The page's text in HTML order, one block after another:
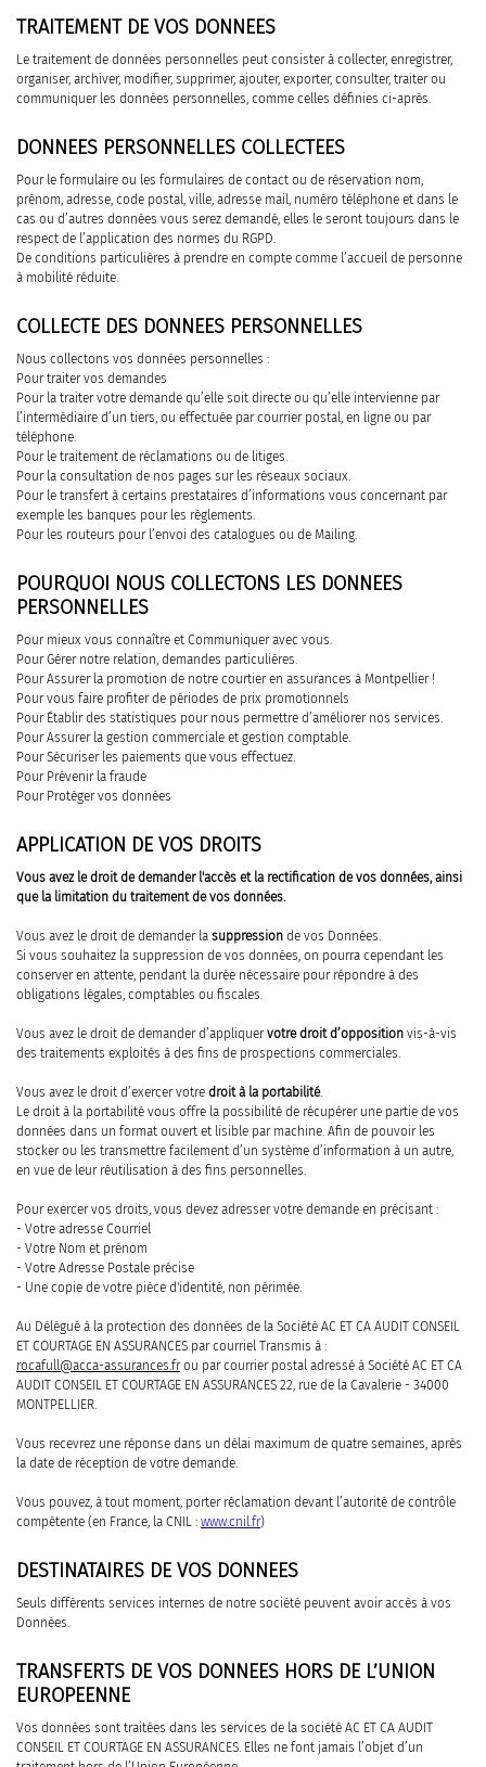
TRAITEMENT DE VOS DONNEES
Le traitement de données personnelles peut consister à collecter, enregistrer,
organiser, archiver, modifier, supprimer, ajouter, exporter, consulter, traiter ou
communiquer les données personnelles, comme celles définies ci-après.
DONNEES PERSONNELLES COLLECTEES
Pour le formulaire ou les formulaires de contact ou de réservation nom,
prénom, adresse, code postal, ville, adresse mail, numéro téléphone et dans le
cas ou d’autres données vous serez demandé, elles le seront toujours dans le
respect de l’application des normes du RGPD.
De conditions particulières à prendre en compte comme l’accueil de personne
à mobilité réduite.
COLLECTE DES DONNEES PERSONNELLES
Nous collectons vos données personnelles :
Pour traiter vos demandes
Pour la traiter votre demande qu’elle soit directe ou qu’elle intervienne par
l’intermédiaire d’un tiers, ou effectuée par courrier postal, en ligne ou par
téléphone.
Pour le traitement de réclamations ou de litiges.
Pour la consultation de nos pages sur les réseaux sociaux.
Pour le transfert à certains prestataires d’informations vous concernant par
exemple les banques pour les règlements.
Pour les routeurs pour l’envoi des catalogues ou de Mailing.
POURQUOI NOUS COLLECTONS LES DONNEES
PERSONNELLES
Pour mieux vous connaître et Communiquer avec vous.
Pour Gérer notre relation, demandes particulières.
Pour Assurer la promotion de notre courtier en assurances à Montpellier !
Pour vous faire profiter de périodes de prix promotionnels
Pour Établir des statistiques pour nous permettre d’améliorer nos services.
Pour Assurer la gestion commerciale et gestion comptable.
Pour Sécuriser les paiements que vous effectuez.
Pour Prévenir la fraude
Pour Protéger vos données
APPLICATION DE VOS DROITS
Vous avez le droit de demander l'accès et la rectification de vos données, ainsi
que la limitation du traitement de vos données.
Vous avez le droit de demander la suppression de vos Données.
Si vous souhaitez la suppression de vos données, on pourra cependant les
conserver en attente, pendant la durée nécessaire pour répondre à des
obligations légales, comptables ou fiscales.
Vous avez le droit de demander d’appliquervotre droit d’opposition vis-à-vis
des traitements exploités à des fins de prospections commerciales.
Vous avez le droit d’exercer votre droit à la portabilité.
Le droit à la portabilité vous offre la possibilité de récupérer une partie de vos
données dans un format ouvert et lisible par machine. Afin de pouvoir les
stocker ou les transmettre facilement d’un système d’information à un autre,
en vue de leur réutilisation à des fins personnelles.
Pour exercer vos droits, vous devez adresser votre demande en précisant :
- Votre adresse Courriel
- Votre Nom et prénom
- Votre Adresse Postale précise
- Une copie de votre pièce d'identité, non périmée.
Au Délégué à la protection des données de la Société AC ET CA AUDIT CONSEIL
ET COURTAGE EN ASSURANCES par courriel Transmis à :
rocafull@acca-assurances.frou par courrier postal adressé à Société AC ET CA
AUDIT CONSEIL ET COURTAGE EN ASSURANCES 22, rue de la Cavalerie - 34000
MONTPELLIER.
Vous recevrez une réponse dans un délai maximum de quatre semaines, après
la date de réception de votre demande.
Vous pouvez, à tout moment, porter réclamation devant l’autorité de contrôle
compétente (en France, la CNIL : www.cnil.fr)
DESTINATAIRES DE VOS DONNEES
Seuls différents services internes de notre société peuvent avoir accès à vos
Données.
TRANSFERTS DE VOS DONNEES HORS DE L’UNION
EUROPEENNE
Vos données sont traitées dans les services de la société AC ET CA AUDIT
CONSEIL ET COURTAGE EN ASSURANCES. Elles ne font jamais l’objet d’un